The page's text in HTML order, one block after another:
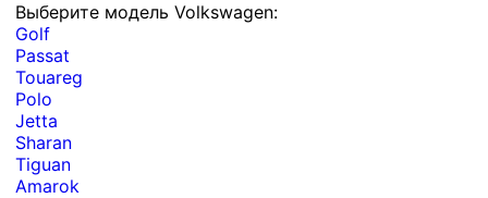
Выберите модель Volkswagen:
Golf
Passat
Touareg
Polo
Jetta
Sharan
Tiguan
Amarok